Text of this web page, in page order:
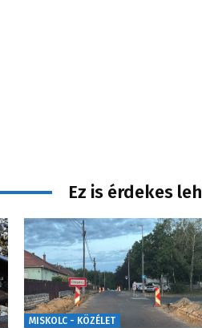
Ez is érdekes
MISKOLC - KÖZÉLET